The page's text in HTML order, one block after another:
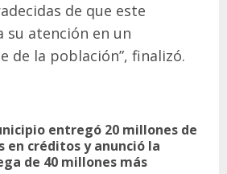
de que este
su atención en un
de la población”, finalizó.
entregó 20 millones de
en créditos y anunció la
de 40 millones más